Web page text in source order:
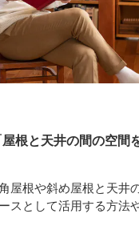
根と天井の間の空間
屋根や斜め屋根と天井
スとして活用する方法